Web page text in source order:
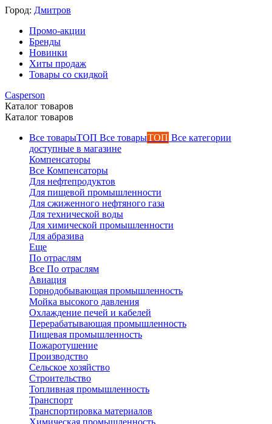
Город: Дмитров
Промо-акции
Бренды
Новинки
Хиты продаж
Товары со скидкой
Каталог товаров
Каталог товаров
Все товарыТОП Все категории
доступные в магазине
Компенсаторы
Все Компенсаторы
Для нефтепродуктов
Для пищевой промышленности
Для сжиженного нефтяного газа
Для технической воды
Для химической промышленности
Для абразива
Еще
По отраслям
Все По отраслям
Авиация
Горнодобывающая промышленность
Мойка высокого давления
Охлаждение печей и кабелей
Перерабатывающая промышленность
Пищевая промышленность
Пожаротушение
Производство
Сельское хозяйство
Строительство
Топливная промышленность
Транспорт
Транспортировка материалов
Химическая промышленность